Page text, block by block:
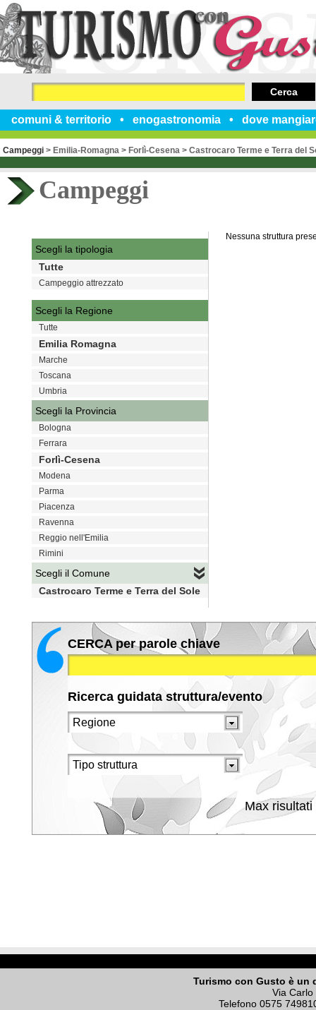
comuni & territorio enogastronomia dove
Cerca
Campeggi > Emilia-Romagna > Forlì-Cesena > Castrocaro Terme e Terra del
Campeggi
Nessuna struttura
Scegli la tipologia
Tutte
Campeggio attrezzato
Scegli la Regione
Tutte
Emilia Romagna
Marche
Toscana
Umbria
Scegli la Provincia
Bologna
Ferrara
Forlì-Cesena
Modena
Parma
Piacenza
Ravenna
Reggio nell'Emilia
Rimini
Scegli il Comune
Castrocaro Terme e Terra del Sole
CERCA per parole chiave
Ricerca guidata struttura/evento
Max risultati
Turismo con Gusto è un
Via
Telefono 0575